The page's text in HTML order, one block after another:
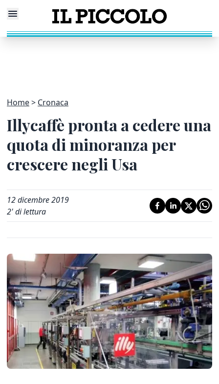
Home Cronaca
Illycaffè pronta a cedere una
quota di minoranza per
crescere negli Usa
12 dicembre 2019
2' di lettura